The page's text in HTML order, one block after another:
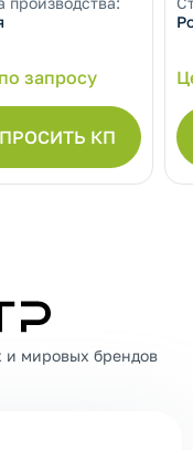
запросу
КП
СПЕКТР
и мировых брендов